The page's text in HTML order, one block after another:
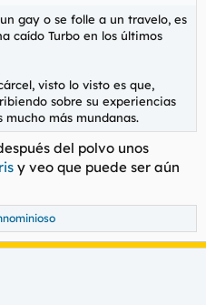
gay o se folle a un travelo, es
caído Turbo en los últimos
visto lo visto es que,
sobre su experiencias
más mundanas.
del polvo unos
y veo que puede ser aún